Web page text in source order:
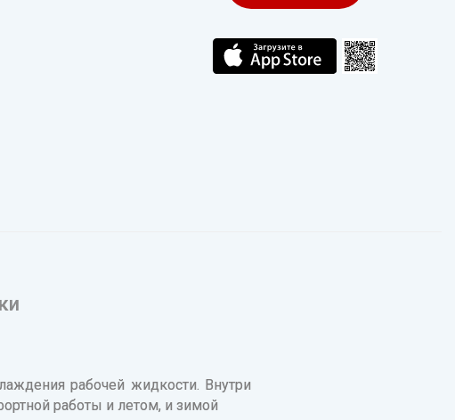
рабочей жидкости. Внутри
работы и летом, и зимой